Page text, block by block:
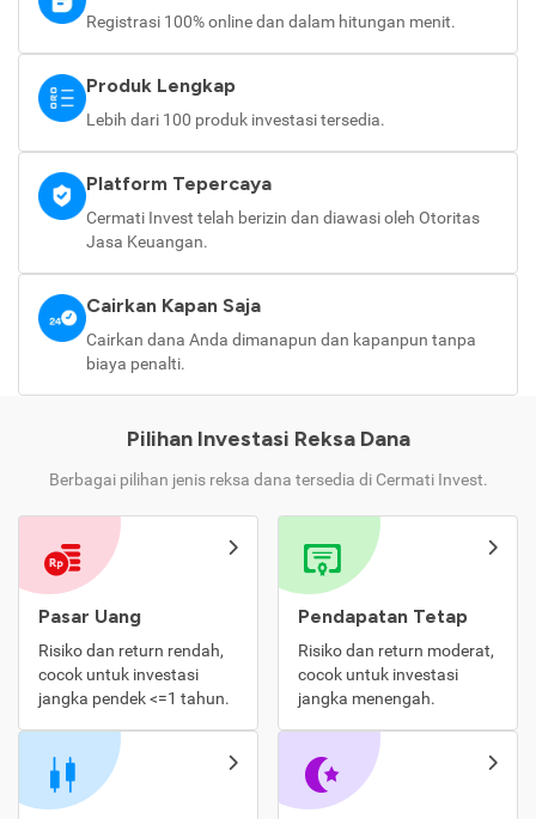
Registrasi 100% online dan dalam hitungan menit.
Produk Lengkap
Lebih dari 100 produk investasi tersedia.
Platform Tepercaya
Cermati Invest telah berizin dan diawasi oleh Otoritas
Jasa Keuangan.
Cairkan Kapan Saja
Cairkan dana Anda dimanapun dan kapanpun tanpa
biaya penalti.
Pilihan Investasi Reksa Dana
Berbagai pilihan jenis reksa dana tersedia di Cermati Invest.
Pasar Uang
Risiko dan return rendah,
cocok untuk investasi
jangka pendek <=1 tahun.
Pendapatan Tetap
Risiko dan return moderat,
cocok untuk investasi
jangka menengah.